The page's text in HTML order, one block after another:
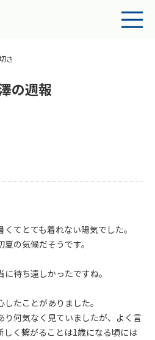
さ
の週報
てとても着れない陽気でした。
の気候だそうです。
待ち遠しかったですね。
たことがありました。
り何気なく見ていましたが、よく言
しく繋がることは1歳になる頃には